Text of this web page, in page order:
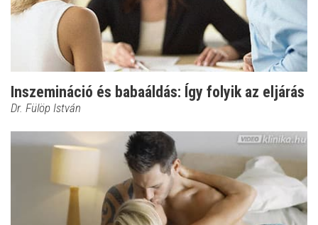
Inszemináció és babaáldás: Így folyik az eljárás
Dr. Fülöp István